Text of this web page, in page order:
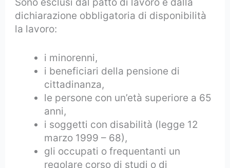
dichiarazione obbligatoria di disponibilità
la lavoro:
i minorenni,
i beneficiari della pensione di
cittadinanza,
le persone con un’età superiore a 65
anni,
i soggetti con disabilità (legge 12
marzo 1999 – 68),
gli occupati o frequentanti un
regolare corso di studi o di